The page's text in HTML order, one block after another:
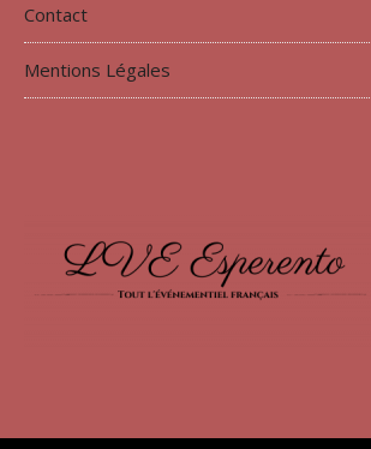
Contact
Mentions Légales